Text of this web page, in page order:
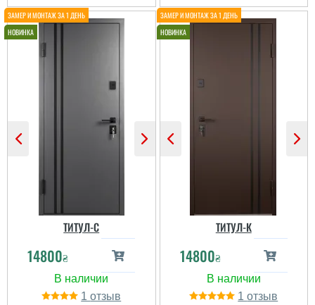
ТИТУЛ-C
14800₴
1
ТИТУЛ-К
14800₴
1